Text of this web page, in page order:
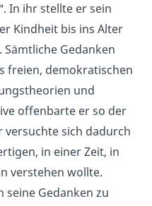
. In ihr stellte er sein
Kindheit bis ins Alter
Gedanken
freien, demokratischen
und
offenbarte er so der
versuchte sich dadurch
in einer Zeit, in
verstehen wollte.
seine Gedanken zu